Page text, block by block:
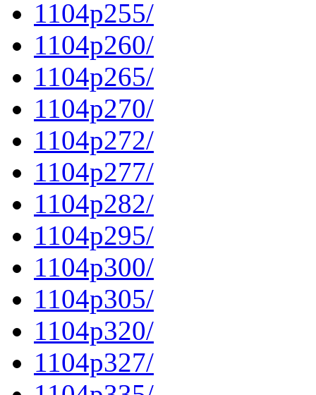
1104p255/
1104p260/
1104p265/
1104p270/
1104p272/
1104p277/
1104p282/
1104p295/
1104p300/
1104p305/
1104p320/
1104p327/